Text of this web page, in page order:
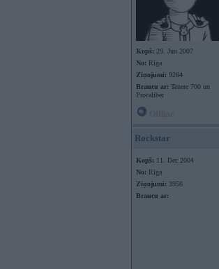
Kopš: 29. Jun 2007
No: Rīga
Ziņojumi: 9264
Braucu ar: Tenere 700 un
Procaliber
Rockstar
Kopš: 11. Dec 2004
No: Rīga
Ziņojumi: 3956
Braucu ar: